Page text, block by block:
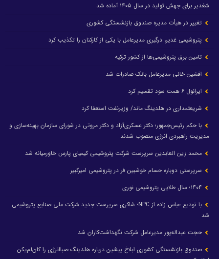
شغدیر برای جهش تولید در سال ۱۴۰۵ آماده شد
تغییر در هیأت مدیره صندوق بازنشستگی کشوری
پتروشیمی غدیر، درگیری مدیرعامل با یکی از کارکنان را تکذیب کرد
تامین برق پتروشیمی‌ها از کشور ترکیه
افشین خانی مدیرعامل بانک صادرات شد
ایرانول ۶ همت سود تقسیم کرد
شریعتمداری در هلدینگ ماند/ وزیرنفت استعفا کرد
با حکم رئیس‌جمهور؛ دکتر عسکری‌آزاد و دکتر مروتی در شورای سازمان بهینه‌سازی و
مدیریت راهبردی انرژی منصوب شدند
محمد زین العابدین سرپرست شرکت پتروشیمی کیمیای پارس خاورمیانه شد
سرپرستی دوباره حسام خوشبین فر در پتروشیمی امیرکبیر
با تودیع عباس زاده از NPC؛ شاکری سرپرست جدید شرکت ملی صنایع پتروشیمی
شد
حجت عبداله‌پور مدیرعامل شرکت نگهداشت‌کاران شد
صندوق بازنشستگی کشوری ابلاغ پیشین درباره هلدینگ صباانرژی را کان‌لم‌یکن